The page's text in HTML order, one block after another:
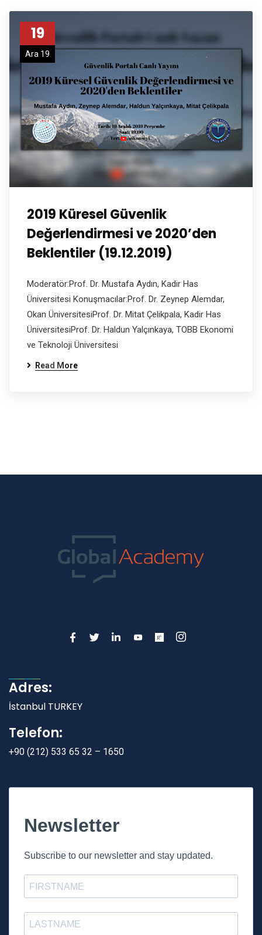
19
Ara 19
2019 Küresel Güvenlik
Değerlendirmesi ve 2020’den
Beklentiler (19.12.2019)
Moderatör:Prof. Dr. Mustafa Aydın, Kadir Has
Üniversitesi Konuşmacılar:Prof. Dr. Zeynep Alemdar,
Okan ÜniversitesiProf. Dr. Mitat Çelikpala, Kadir Has
ÜniversitesiProf. Dr. Haldun Yalçınkaya, TOBB Ekonomi
ve Teknoloji Üniversitesi
Read More
Adres:
İstanbul TURKEY
Telefon:
+90 (212) 533 65 32 – 1650
Newsletter
Subscribe to our newsletter and stay updated.